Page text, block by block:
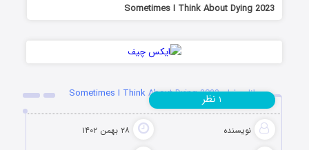
Sometimes I Think About Dying 2023
دانلود فیلم Sometimes I Think About Dying 2023
نویسنده ۲۸ بهمن ۱۴۰۲
۱ نظر